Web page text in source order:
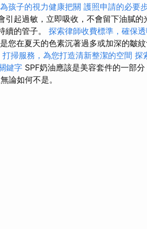
孩子的視力健康把關 護照申請的必要
引起過敏，立即吸收，不會留下油膩
續的管子。 探索律師收費標準，確保
您在夏天的色素沉著過多或加深的皺
打掃服務，為您打造清新整潔的空間 探
鍵字 SPF奶油應該是美容套件的一部分
論如何不是。